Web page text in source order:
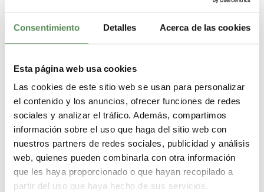
Consentimiento Detalles Acerca de las cookies
Esta página web usa cookies
Las cookies de este sitio web se usan para personalizar
el contenido y los anuncios, ofrecer funciones de redes
sociales y analizar el tráfico. Además, compartimos
información sobre el uso que haga del sitio web con
nuestros partners de redes sociales, publicidad y análisis
web, quienes pueden combinarla con otra información
que les haya proporcionado o que hayan recopilado a
partir del uso que haya hecho de sus servicios.
Asociación Alemana de
Empresas de Trabajo
Temporal e.V.(iGZ)
Artículo del 14.11.2022: Escasez flagrante de educadores:
solución trabajo temporal